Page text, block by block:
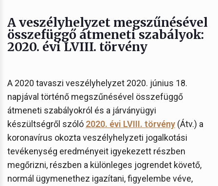
A veszélyhelyzet megszűnésével
összefüggő átmeneti szabályok:
2020. évi LVIII. törvény
A 2020 tavaszi veszélyhelyzet 2020. június 18.
napjával történő megszűnésével összefüggő
átmeneti szabályokról és a járványügyi
készültségről szóló 2020. évi LVIII. törvény (Átv.) a
koronavírus okozta veszélyhelyzeti jogalkotási
tevékenység eredményeit igyekezett részben
megőrizni, részben a különleges jogrendet követő,
normál ügymenethez igazítani, figyelembe véve,